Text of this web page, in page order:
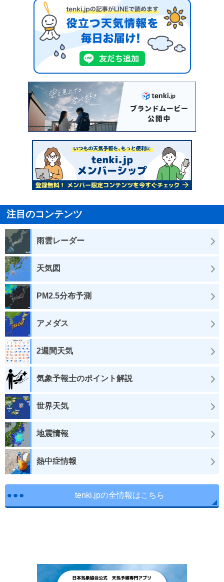
注目のコンテンツ
雨雲レーダー
天気図
PM2.5分布予測
アメダス
2週間天気
気象予報士のポイント解説
世界天気
地震情報
熱中症情報
tenki.jpの全情報はこちら